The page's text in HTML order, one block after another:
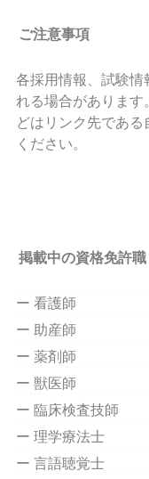
ご注意事項
各採用情報、試験情
れる場合がありま
どはリンク先であ
ください。
掲載中の資格免許職
ー 看護師
ー 助産師
ー 薬剤師
ー 獣医師
ー 臨床検査技師
ー 理学療法士
ー 言語聴覚士